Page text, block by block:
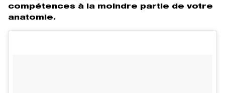
compétences à la moindre partie de votre
anatomie.